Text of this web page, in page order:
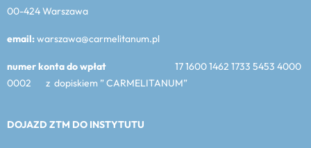
00-424 Warszawa
email:warszawa@carmelitanum.pl
numer konta do wpłat 17 1600 1462 1733 5453 4000
0002 z dopiskiem ” CARMELITANUM”
DOJAZD ZTM DO INSTYTUTU